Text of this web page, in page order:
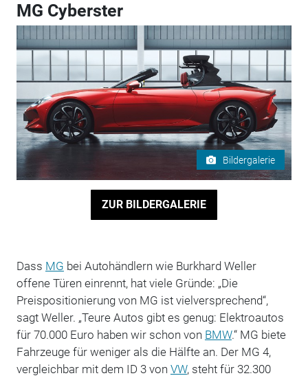
MG Cyberster
Bildergalerie
ZUR BILDERGALERIE
Dass MG bei Autohändlern wie Burkhard Weller
offene Türen einrennt, hat viele Gründe: „Die
Preispositionierung von MG ist vielversprechend“,
sagt Weller. „Teure Autos gibt es genug: Elektroautos
für 70.000 Euro haben wir schon von BMW.“ MG biete
Fahrzeuge für weniger als die Hälfte an. Der MG 4,
vergleichbar mit dem ID 3 von VW, steht für 32.300